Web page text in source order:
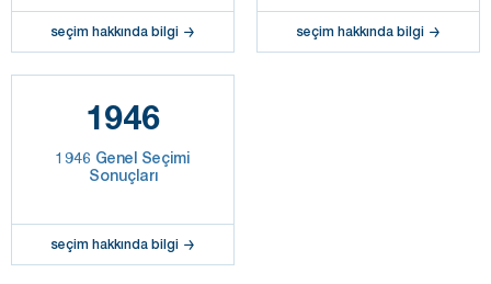
seçim hakkında bilgi seçim hakkında bilgi
1946
1946 Genel Seçimi
Sonuçları
seçim hakkında bilgi